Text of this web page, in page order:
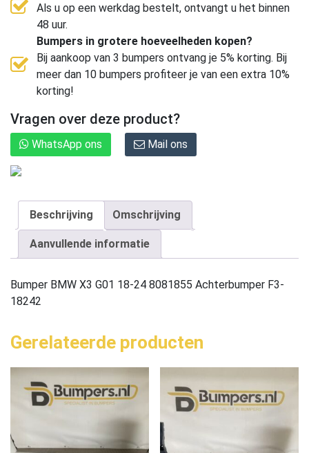
Als u op een werkdag bestelt, ontvangt u het binnen
48 uur.
Bumpers in grotere hoeveelheden kopen?
Bij aankoop van 3 bumpers ontvang je 5% korting. Bij
meer dan 10 bumpers profiteer je van een extra 10%
korting!
Vragen over deze product?
WhatsApp ons Mail ons
Beschrijving Omschrijving
Aanvullende informatie
Bumper BMW X3 G01 18-24 8081855 Achterbumper F3-
18242
Gerelateerde producten